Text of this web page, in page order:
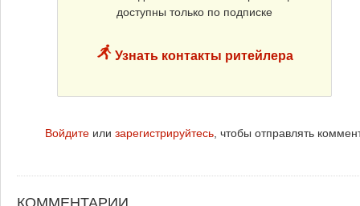
доступны только по подписке
Узнать контакты ритейлера
Войдите или зарегистрируйтесь, чтобы отправлять